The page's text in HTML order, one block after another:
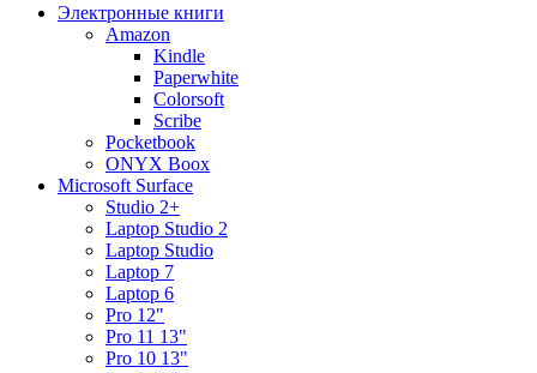
Электронные книги
Amazon
Kindle
Paperwhite
Colorsoft
Scribe
Pocketbook
ONYX Boox
Microsoft Surface
Studio 2+
Laptop Studio 2
Laptop Studio
Laptop 7
Laptop 6
Pro 12"
Pro 11 13"
Pro 10 13"